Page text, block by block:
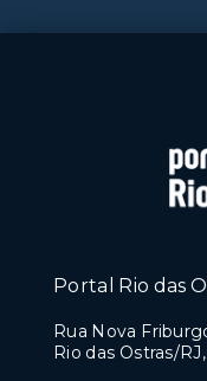
Portal Rio das
Rua Nova
Rio das Ostras/